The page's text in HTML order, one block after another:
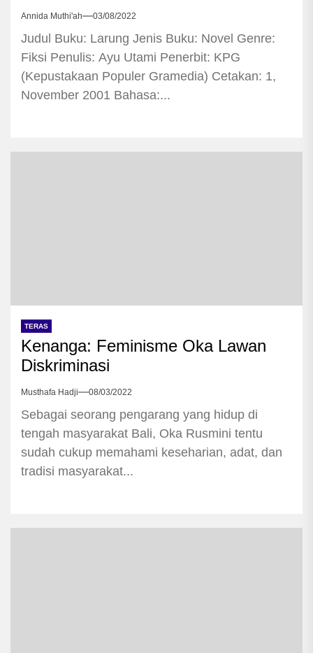
Annida Muthi'ah 03/08/2022
Judul Buku: Larung Jenis Buku: Novel Genre:
Fiksi Penulis: Ayu Utami Penerbit: KPG
(Kepustakaan Populer Gramedia) Cetakan: 1,
November 2001 Bahasa:...
TERAS
Kenanga: Feminisme Oka Lawan
Diskriminasi
Musthafa Hadji 08/03/2022
Sebagai seorang pengarang yang hidup di
tengah masyarakat Bali, Oka Rusmini tentu
sudah cukup memahami keseharian, adat, dan
tradisi masyarakat...